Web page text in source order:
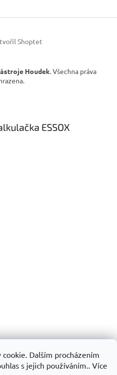
Dalším procházením
s jejich používáním.. Více
r
k
y
p
i
Shoptet
Houdek. Všechna práva
ESSOX